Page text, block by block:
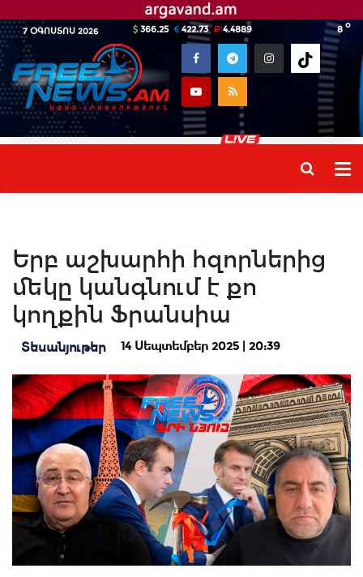
7 ՕԳՈՍՏՈՍ 2026 8 o
366.25 422.73 4.4889
Երբ աշխարհի հզորներից
մեկը կանգնում է քո
կողքին Ֆրանսիա
Տեսանյութեր 14 Սեպտեմբեր 2025 | 20:39